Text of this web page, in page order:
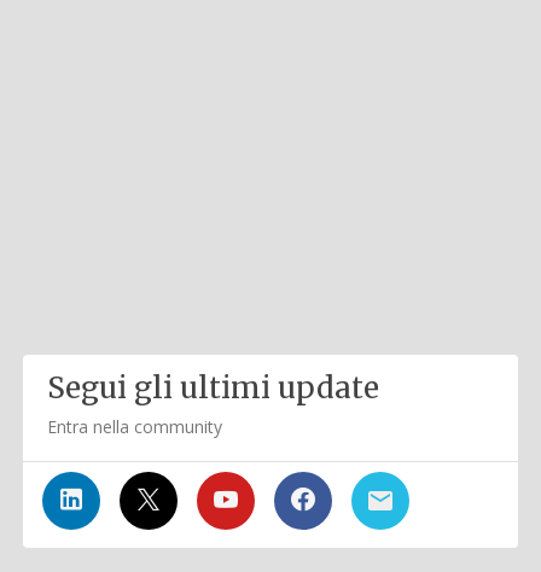
Segui gli ultimi update
Entra nella community